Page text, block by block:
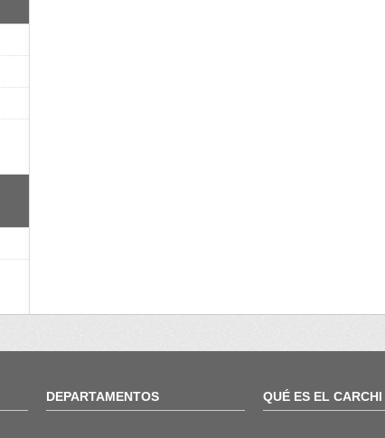
DEPARTAMENTOS QUÉ ES EL CARCHI